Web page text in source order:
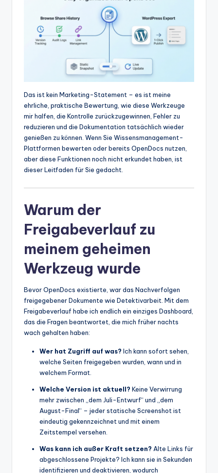
Das ist kein Marketing-Statement – es ist meine
ehrliche, praktische Bewertung, wie diese Werkzeuge
mir halfen, die Kontrolle zurückzugewinnen, Fehler zu
reduzieren und die Dokumentation tatsächlich wieder
genießen zu können. Wenn Sie Wissensmanagement-
Plattformen bewerten oder bereits OpenDocs nutzen,
aber diese Funktionen noch nicht erkundet haben, ist
dieser Leitfaden für Sie gedacht.
Warum der
Freigabeverlauf zu
meinem geheimen
Werkzeug wurde
Bevor OpenDocs existierte, war das Nachverfolgen
freigegebener Dokumente wie Detektivarbeit. Mit dem
Freigabeverlauf habe ich endlich ein einziges Dashboard,
das die Fragen beantwortet, die mich früher nachts
wach gehalten haben:
Wer hat Zugriff auf was? Ich kann sofort sehen,
welche Seiten freigegeben wurden, wann und in
welchem Format.
Welche Version ist aktuell? Keine Verwirrung
mehr zwischen „dem Juli-Entwurf“ und „dem
August-Final“ – jeder statische Screenshot ist
eindeutig gekennzeichnet und mit einem
Zeitstempel versehen.
Was kann ich außer Kraft setzen? Alte Links für
abgeschlossene Projekte? Ich kann sie in Sekunden
identifizieren und deaktivieren, wodurch